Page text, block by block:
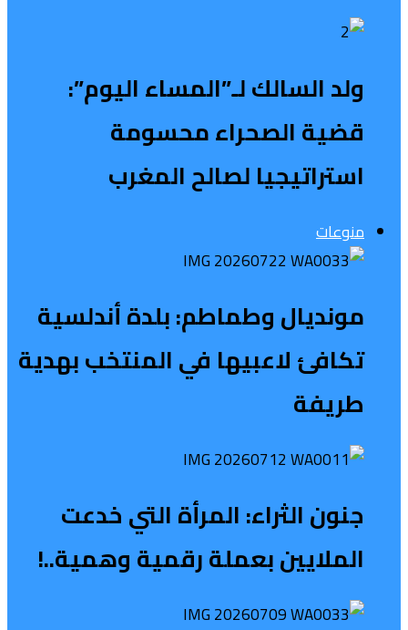
ولد السالك لـ”المساء اليوم”:
قضية الصحراء محسومة
استراتيجيا لصالح المغرب
منوعات
مونديال وطماطم: بلدة أندلسية
تكافئ لاعبيها في المنتخب بهدية
طريفة
جنون الثراء: المرأة التي خدعت
الملايين بعملة رقمية وهمية..!